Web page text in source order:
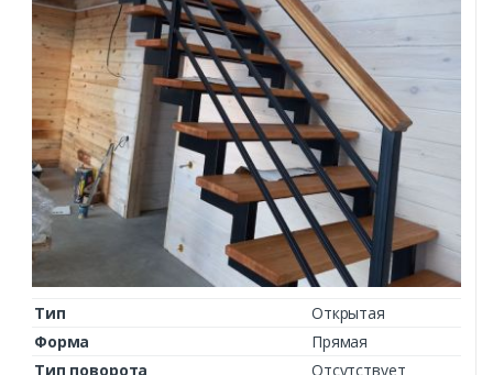
Тип
Открытая
Форма
Прямая
Тип поворота
Отсутствует